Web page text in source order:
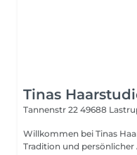
Tinas
Tannenstr 22 49688
Willkommen bei Tinas
Tradition und persönlicher Atmosphäre. Seit mehr als 40